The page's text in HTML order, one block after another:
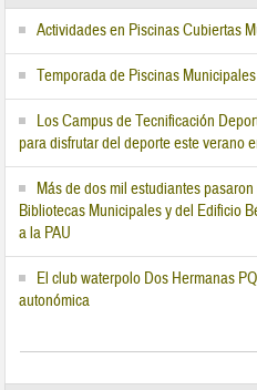
Actividades en Piscinas Cubiertas
Temporada de Piscinas
Los Campus de Tecnificación
para disfrutar del deporte este verano
Más de dos mil estudiantes
Bibliotecas Municipales y del Edificio
a la PAU
El club waterpolo Dos Hermanas
autonómica